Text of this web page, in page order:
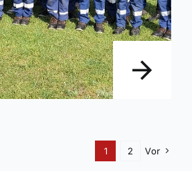
1 2 Vor